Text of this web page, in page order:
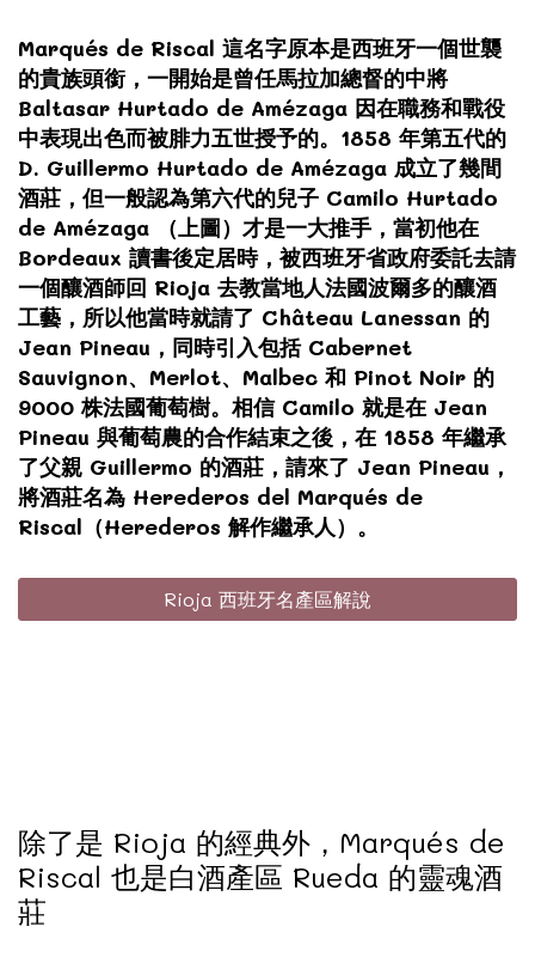
Marqués de Riscal 這名字原本是西班牙一個世襲
的貴族頭銜，一開始是曾任馬拉加總督的中將
Baltasar Hurtado de Amézaga 因在職務和戰役
中表現出色而被腓力五世授予的。1858 年第五代的
D. Guillermo Hurtado de Amézaga 成立了幾間
酒莊，但一般認為第六代的兒子 Camilo Hurtado
de Amézaga （上圖）才是一大推手，當初他在
Bordeaux 讀書後定居時，被西班牙省政府委託去請
一個釀酒師回 Rioja 去教當地人法國波爾多的釀酒
工藝，所以他當時就請了 Château Lanessan 的
Jean Pineau，同時引入包括 Cabernet
Sauvignon、Merlot、Malbec 和 Pinot Noir 的
9000 株法國葡萄樹。相信 Camilo 就是在 Jean
Pineau 與葡萄農的合作結束之後，在 1858 年繼承
了父親 Guillermo 的酒莊，請來了 Jean Pineau，
將酒莊名為 Herederos del Marqués de
Riscal（Herederos 解作繼承人）。
Rioja 西班牙名產區解說
除了是 Rioja 的經典外，Marqués de
Riscal 也是白酒產區 Rueda 的靈魂酒
莊